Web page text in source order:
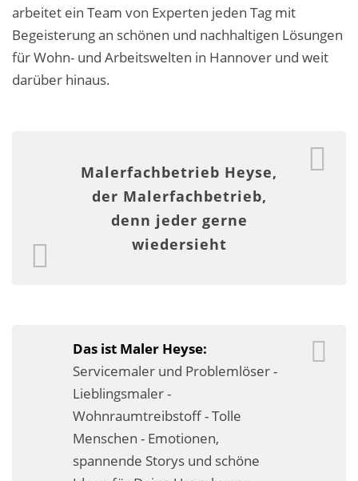
Kalkkind-Fachbetrieb – Sumpfkalk-Oberflächen
Malerarbeiten
Wärmedämmung / WDVS
Service ›
Premium-Lösungen
Meine gute Empfehlung
Arbeitsbühne mieten
Heyse Lifestyle
arbeitet ein Team von Experten jeden Tag mit
Begeisterung an schönen und nachhaltigen Lösungen
für Wohn- und Arbeitswelten in Hannover und weit
darüber hinaus.
Malerfachbetrieb Heyse,
der Malerfachbetrieb,
denn jeder gerne
wiedersieht
Das ist Maler Heyse:
Servicemaler und Problemlöser -
Lieblingsmaler -
Wohnraumtreibstoff - Tolle
Menschen - Emotionen,
spannende Storys und schöne